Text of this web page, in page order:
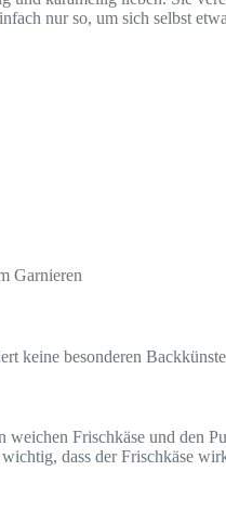
nur so, um sich selbst
Garnieren
keine besonderen
weichen Frischkäse und den
dass der Frischkäse